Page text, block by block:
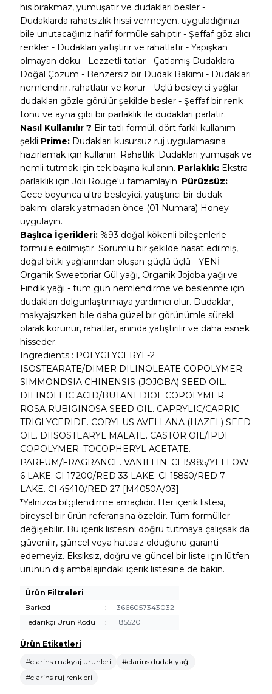
his bırakmaz, yumuşatır ve dudakları besler -
Dudaklarda rahatsızlık hissi vermeyen, uyguladığınızı
bile unutacağınız hafif formüle sahiptir - Şeffaf göz alıcı
renkler - Dudakları yatıştırır ve rahatlatır - Yapışkan
olmayan doku - Lezzetli tatlar - Çatlamış Dudaklara
Doğal Çözüm - Benzersiz bir Dudak Bakımı - Dudakları
nemlendirir, rahatlatır ve korur - Üçlü besleyici yağlar
dudakları gözle görülür şekilde besler - Şeffaf bir renk
tonu ve ayna gibi bir parlaklık ile dudakları parlatır.
Nasıl Kullanılır ? Bir tatlı formül, dört farklı kullanım
şekli Prime: Dudakları kusursuz ruj uygulamasına
hazırlamak için kullanın. Rahatlık: Dudakları yumuşak ve
nemli tutmak için tek başına kullanın. Parlaklık: Ekstra
parlaklık için Joli Rouge'u tamamlayın. Pürüzsüz:
Gece boyunca ultra besleyici, yatıştırıcı bir dudak
bakımı olarak yatmadan önce (01 Numara) Honey
uygulayın.
Başlıca İçerikleri: %93 doğal kökenli bileşenlerle
formüle edilmiştir. Sorumlu bir şekilde hasat edilmiş,
doğal bitki yağlarından oluşan güçlü üçlü - YENİ
Organik Sweetbriar Gül yağı, Organik Jojoba yağı ve
Fındık yağı - tüm gün nemlendirme ve beslenme için
dudakları dolgunlaştırmaya yardımcı olur. Dudaklar,
makyajsızken bile daha güzel bir görünümle sürekli
olarak korunur, rahatlar, anında yatıştırılır ve daha esnek
hisseder.
Ingredients : POLYGLYCERYL-2
ISOSTEARATE/DIMER DILINOLEATE COPOLYMER.
SIMMONDSIA CHINENSIS (JOJOBA) SEED OIL.
DILINOLEIC ACID/BUTANEDIOL COPOLYMER.
ROSA RUBIGINOSA SEED OIL. CAPRYLIC/CAPRIC
TRIGLYCERIDE. CORYLUS AVELLANA (HAZEL) SEED
OIL. DIISOSTEARYL MALATE. CASTOR OIL/IPDI
COPOLYMER. TOCOPHERYL ACETATE.
PARFUM/FRAGRANCE. VANILLIN. CI 15985/YELLOW
6 LAKE. CI 17200/RED 33 LAKE. CI 15850/RED 7
LAKE. CI 45410/RED 27 [M4050A/03]
*Yalnızca bilgilendirme amaçlıdır. Her içerik listesi,
bireysel bir ürün referansına özeldir. Tüm formüller
değişebilir. Bu içerik listesini doğru tutmaya çalışsak da
güvenilir, güncel veya hatasız olduğunu garanti
edemeyiz. Eksiksiz, doğru ve güncel bir liste için lütfen
ürünün dış ambalajındaki içerik listesine de bakın.
Ürün Filtreleri
Barkod
:
3666057343032
Tedarikçi Ürün Kodu
: 185520
Ürün Etiketleri
#clarins makyaj urunleri
#clarins dudak yağı
#clarins ruj renkleri